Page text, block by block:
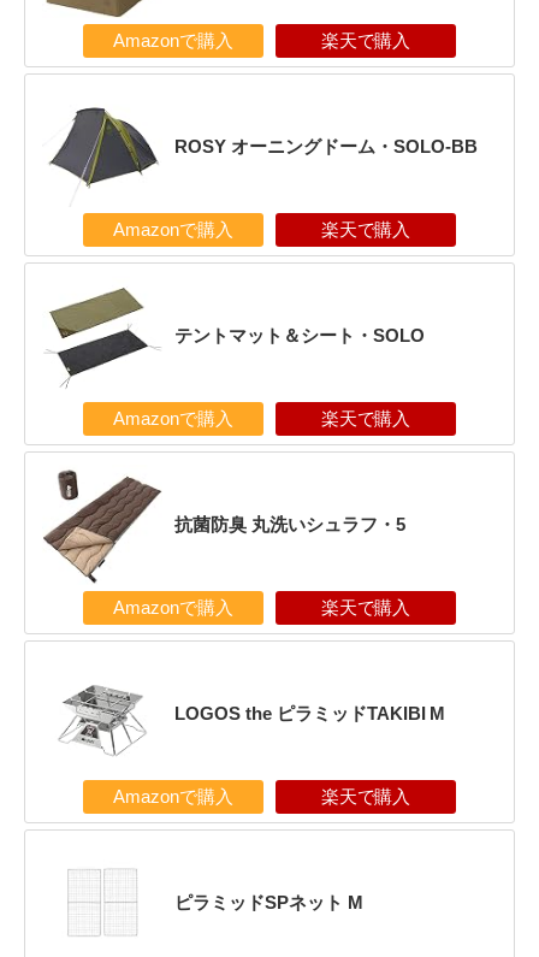
Amazonで購入 楽天で購入
ROSY オーニングドーム・SOLO-BB
Amazonで購入 楽天で購入
テントマット＆シート・SOLO
Amazonで購入 楽天で購入
抗菌防臭 丸洗いシュラフ・5
Amazonで購入 楽天で購入
LOGOS the ピラミッドTAKIBI M
Amazonで購入 楽天で購入
ピラミッドSPネット M